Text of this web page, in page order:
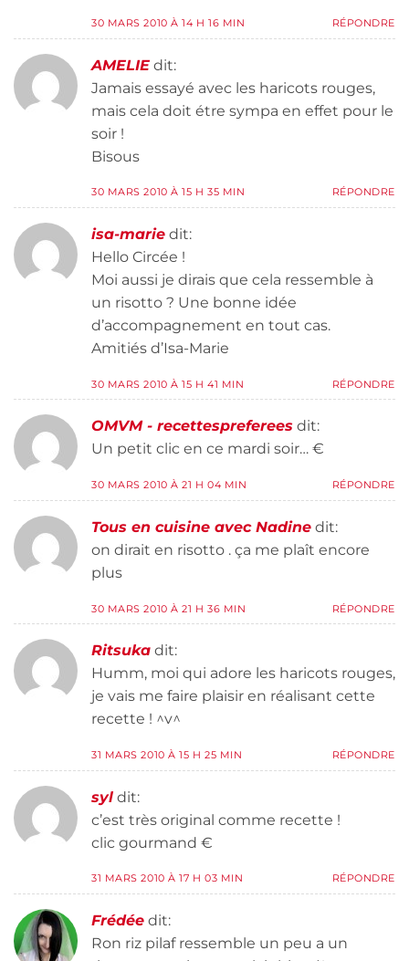
30 MARS 2010 À 14 H 16 MIN RÉPONDRE
AMELIE dit:
Jamais essayé avec les haricots rouges,
mais cela doit étre sympa en effet pour le
soir !
Bisous
30 MARS 2010 À 15 H 35 MIN RÉPONDRE
isa-marie dit:
Hello Circée !
Moi aussi je dirais que cela ressemble à
un risotto ? Une bonne idée
d’accompagnement en tout cas.
Amitiés d’Isa-Marie
30 MARS 2010 À 15 H 41 MIN RÉPONDRE
OMVM - recettespreferees dit:
Un petit clic en ce mardi soir… €
30 MARS 2010 À 21 H 04 MIN RÉPONDRE
Tous en cuisine avec Nadine dit:
on dirait en risotto . ça me plaît encore
plus
30 MARS 2010 À 21 H 36 MIN RÉPONDRE
Ritsuka dit:
Humm, moi qui adore les haricots rouges,
je vais me faire plaisir en réalisant cette
recette ! ^v^
31 MARS 2010 À 15 H 25 MIN RÉPONDRE
syl dit:
c’est très original comme recette !
clic gourmand €
31 MARS 2010 À 17 H 03 MIN RÉPONDRE
Frédée dit:
Ron riz pilaf ressemble un peu a un